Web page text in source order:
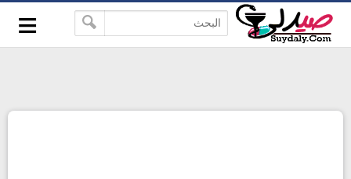
-->
google-site-verification=pbBDctPvwZJkSEHg2-
vmZ_yu86_9u3jQJgGN9H2FF9w
≡